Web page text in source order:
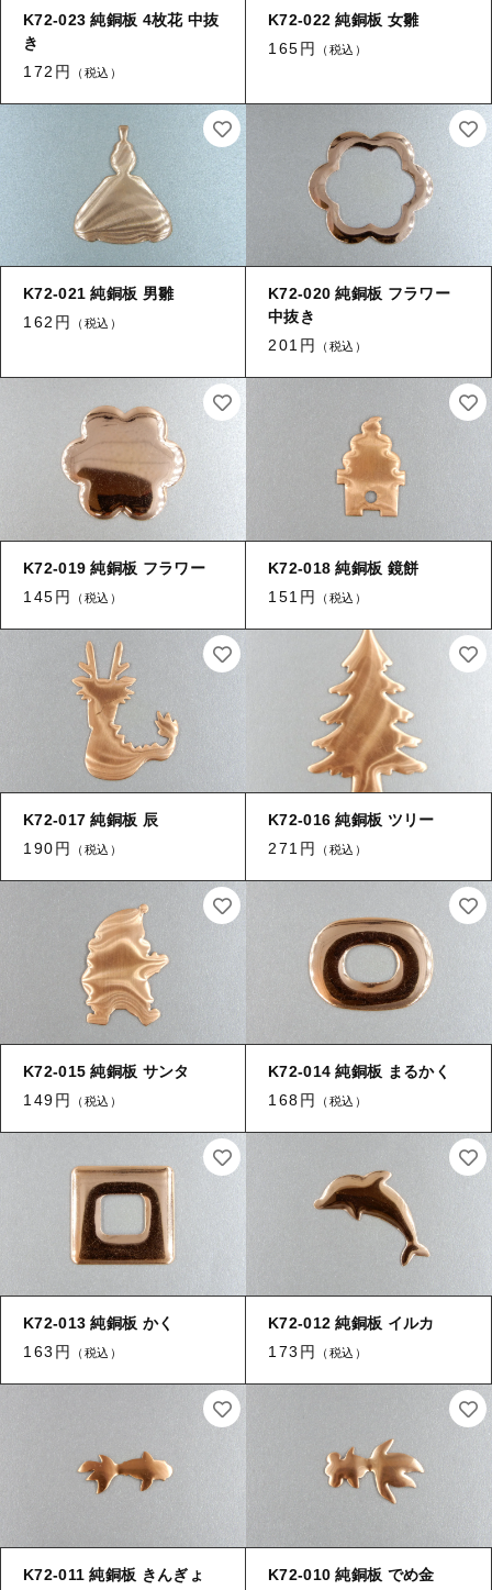
K72-023 純銅板 4枚花 中抜
き
172円
（税込）
K72-022 純銅板 女雛
165円
（税込）
K72-021 純銅板 男雛
162円
（税込）
K72-020 純銅板 フラワー
中抜き
201円
（税込）
K72-019 純銅板 フラワー
145円
（税込）
K72-018 純銅板 鏡餅
151円
（税込）
K72-017 純銅板 辰
190円
（税込）
K72-016 純銅板 ツリー
271円
（税込）
K72-015 純銅板 サンタ
149円
（税込）
K72-014 純銅板 まるかく
168円
（税込）
K72-013 純銅板 かく
163円
（税込）
K72-012 純銅板 イルカ
173円
（税込）
K72-011 純銅板 きんぎょ
K72-010 純銅板 でめ金